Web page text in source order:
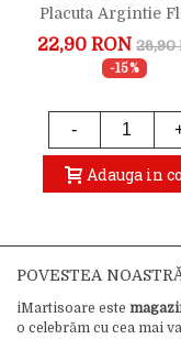
Placuta Argintie
Narcisa
22,90 RON 26,90
-15%
-
Adauga in
POVESTEA
iMartisoare este
o celebrăm cu cea mai